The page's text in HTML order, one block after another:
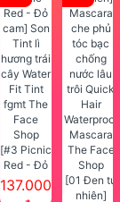
[#3 Picnic
Red - Đỏ
cam] Son
137.000
[01 Đen tự
nhiên]